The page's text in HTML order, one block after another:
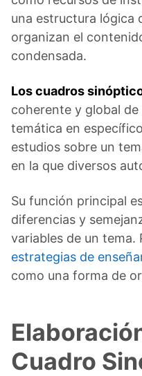
una estructura lógica
organizan el
condensada.
Los cuadros
coherente y global
temática en
estudios sobre un
en la que diversos
Su función principal
diferencias y
variables de un tema.
estrategias de
como una forma de
Cuadro